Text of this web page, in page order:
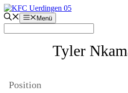
Zum
Inhalt
springen
Menü
Tyler
Position